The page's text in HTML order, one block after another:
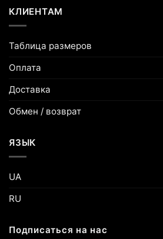
КЛИЕНТАМ
Таблица размеров
Оплата
Доставка
Обмен / возврат
ЯЗЫК
UA
RU
Подписаться на нас